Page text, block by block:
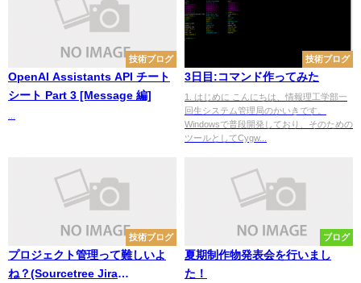
技術ブログ
OpenAI Assistants API チート
シート Part 3 [Message 編]
...
技術ブログ
3日目:コマンド作ってみた
1. はじめに こんにちは、情報理工学部一
回生システム管理局のかいきです。
Windowsで普段開発しており、そのための
ツールとしてCygw...
技術ブログ
プロジェクト管理って難しいよ
ね？(Sourcetree Jira
ブログ
夏期制作物発表会を行いまし
た！